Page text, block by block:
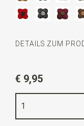
DETAILS ZUM
Farbe
Länge
€ 9,95